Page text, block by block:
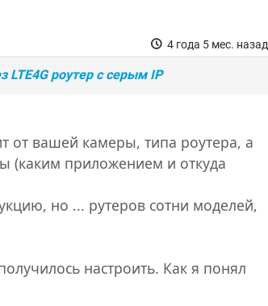
4 года 5 мес. назад
роутер с серым IP
от вашей камеры, типа роутера, а
(каким приложением и откуда
но ... рутеров сотни моделей,
настроить. Как я понял